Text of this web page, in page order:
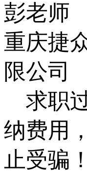
彭老师
重庆捷
限公司
求职
纳费用
止受骗！